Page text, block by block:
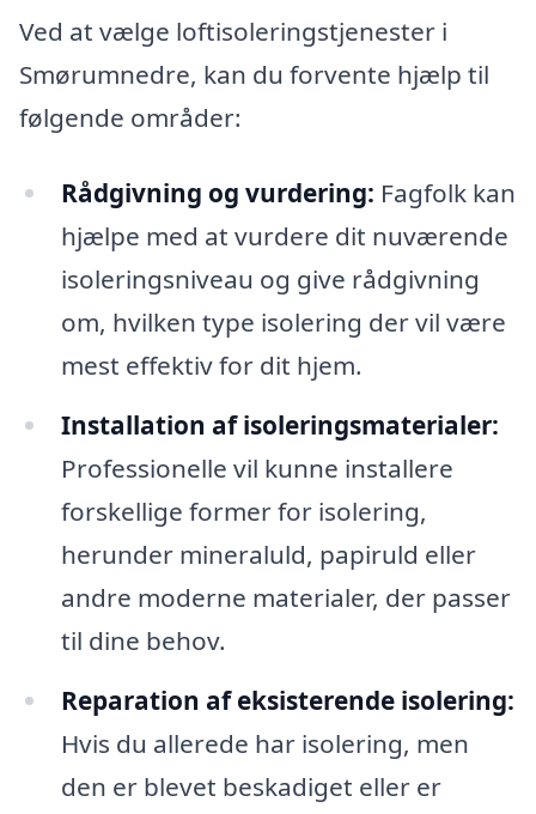
Ved at vælge loftisoleringstjenester i
Smørumnedre, kan du forvente hjælp til
følgende områder:
Rådgivning og vurdering: Fagfolk kan
hjælpe med at vurdere dit nuværende
isoleringsniveau og give rådgivning
om, hvilken type isolering der vil være
mest effektiv for dit hjem.
Installation af isoleringsmaterialer:
Professionelle vil kunne installere
forskellige former for isolering,
herunder mineraluld, papiruld eller
andre moderne materialer, der passer
til dine behov.
Reparation af eksisterende isolering:
Hvis du allerede har isolering, men
den er blevet beskadiget eller er